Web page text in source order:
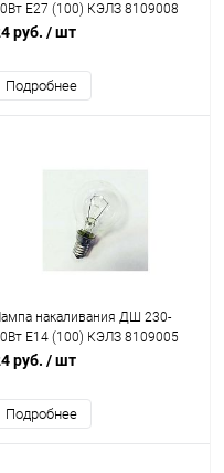
E27 (100) КЭЛЗ 8109008
руб. / шт
Подробнее
накаливания ДШ 230-
E14 (100) КЭЛЗ 8109005
руб. / шт
Подробнее